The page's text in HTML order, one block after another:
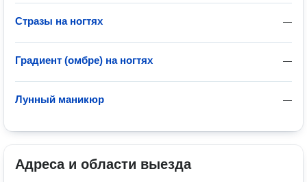
—
Стразы на ногтях
—
Градиент (омбре) на ногтях
—
Лунный маникюр
Адреса и области выезда